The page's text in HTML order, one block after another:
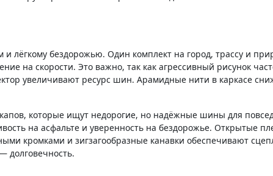
лёгкому бездорожью. Один комплект на город, трассу и
на скорости. Это важно, так как агрессивный рисунок
увеличивают ресурс шин. Арамидные нити в каркасе
которые ищут недорогие, но надёжные шины для
на асфальте и уверенность на бездорожье. Открытые
кромками и зигзагообразные канавки обеспечивают
долговечность.